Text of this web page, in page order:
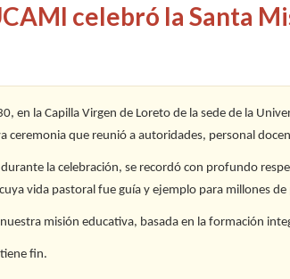
celebró la Santa
en la Capilla Virgen de Loreto de la sede de la
ceremonia que reunió a autoridades, personal
durante la celebración, se recordó con profundo
vida pastoral fue guía y ejemplo para millones
misión educativa, basada en la formación
fin.